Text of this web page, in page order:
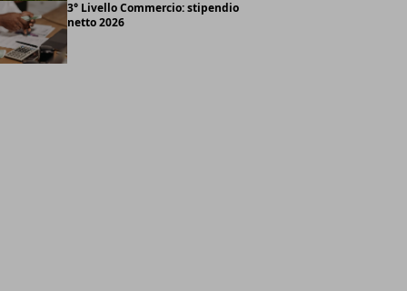
3° Livello Commercio: stipendio
netto 2026